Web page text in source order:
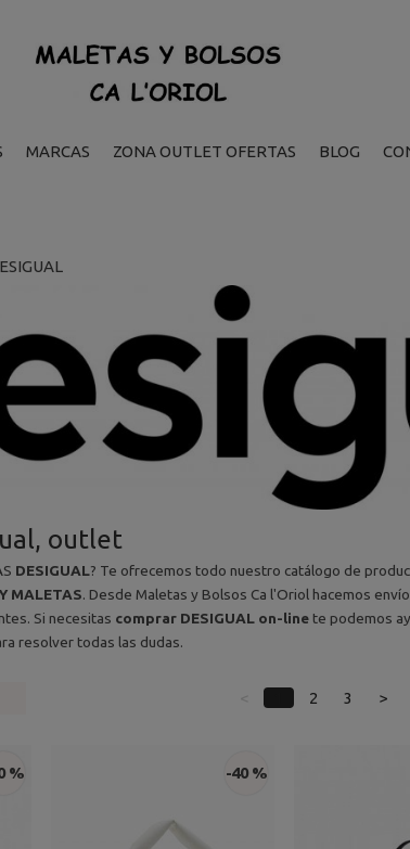
MARCAS ZONA OUTLET OFERTAS BLOG
outlet
DESIGUAL? Te ofrecemos todo nuestro catálogo de
MALETAS. Desde Maletas y Bolsos Ca l'Oriol hacemos
Si necesitas comprar DESIGUAL on-linete podemos
resolver todas las dudas.
2 3 >
% -40 %